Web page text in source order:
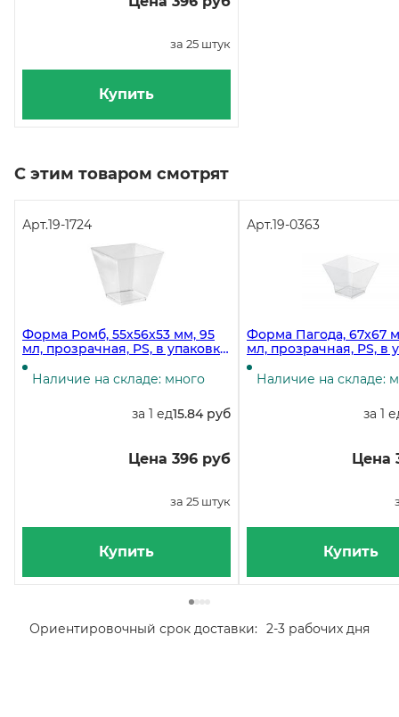
за 25 штук
Купить
С этим товаром смотрят
Арт.19-1724
Форма Ромб, 55х56х53 мм, 95
мл, прозрачная, PS, в упаковке
25 штук, в коробке 500 штук
Наличие на складе: много
за 1 ед15.84 руб
Цена 396 руб
за 25 штук
Купить
Арт.19-0363
Форма Пагода, 67х67
мл, прозрачная, PS, в
25 штук, в коробке
Наличие на складе:
за 1
Цена
Купить
Ориентировочный срок доставки: 2-3 рабочих дня